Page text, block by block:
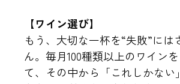
【ワイン選び】
もう、大切な一杯を“失敗”には
ん。 毎月100種類以上のワイン
て、 その中から「これしかない